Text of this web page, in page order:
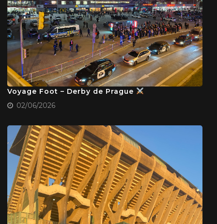
Voyage Foot – Derby de Prague
02/06/2026